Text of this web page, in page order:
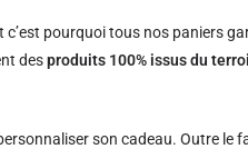
pourquoi tous nos paniers
desproduits 100% issus du
son cadeau. Outre le